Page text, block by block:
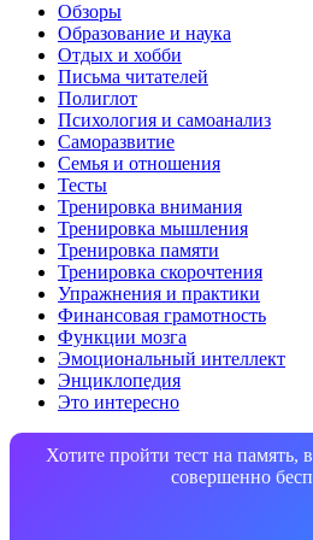
Обзоры
Образование и наука
Отдых и хобби
Письма читателей
Полиглот
Психология и самоанализ
Саморазвитие
Семья и отношения
Тесты
Тренировка внимания
Тренировка мышления
Тренировка памяти
Тренировка скорочтения
Упражнения и практики
Финансовая грамотность
Функции мозга
Эмоциональный интеллект
Энциклопедия
Это интересно
Хотите пройти тест на
совершенно